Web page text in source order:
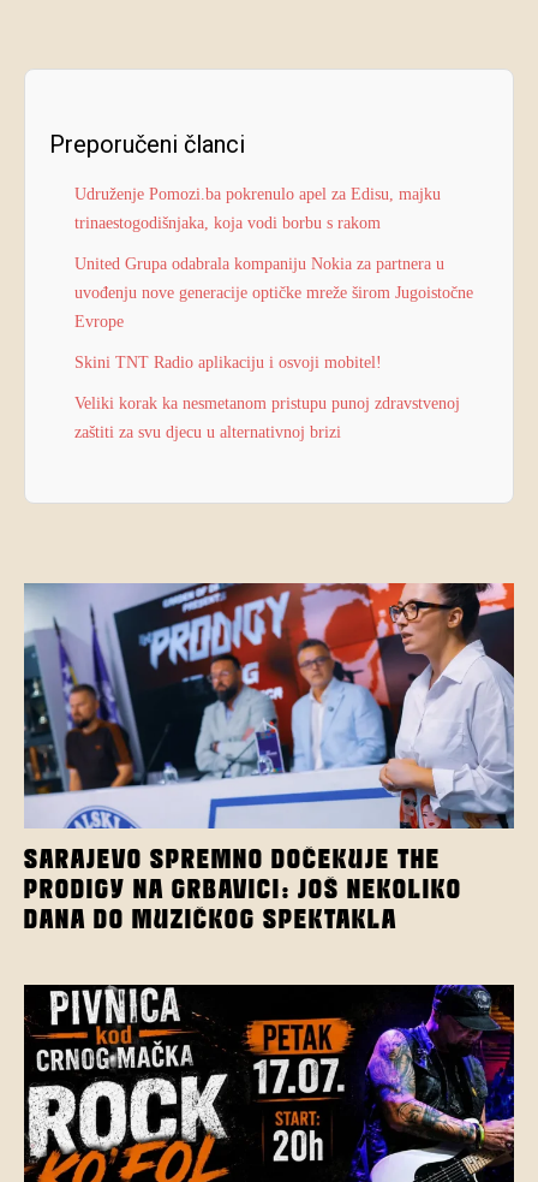
Preporučeni članci
Udruženje Pomozi.ba pokrenulo apel za Edisu, majku
trinaestogodišnjaka, koja vodi borbu s rakom
United Grupa odabrala kompaniju Nokia za partnera u
uvođenju nove generacije optičke mreže širom Jugoistočne
Evrope
Skini TNT Radio aplikaciju i osvoji mobitel!
Veliki korak ka nesmetanom pristupu punoj zdravstvenoj
zaštiti za svu djecu u alternativnoj brizi
SARAJEVO SPREMNO DOČEKUJE THE
PRODIGY NA GRBAVICI: JOŠ NEKOLIKO
DANA DO MUZIČKOG SPEKTAKLA